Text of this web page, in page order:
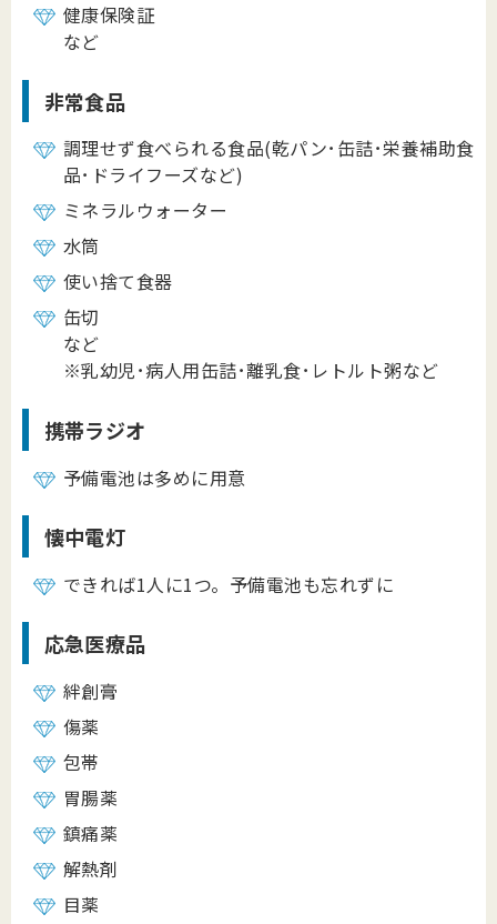
健康保険証
など
非常食品
調理せず食べられる食品(乾パン･缶詰･栄養補助食
品･ドライフーズなど)
ミネラルウォーター
水筒
使い捨て食器
缶切
など
※乳幼児･病人用缶詰･離乳食･レトルト粥など
携帯ラジオ
予備電池は多めに用意
懐中電灯
できれば1人に1つ。予備電池も忘れずに
応急医療品
絆創膏
傷薬
包帯
胃腸薬
鎮痛薬
解熱剤
目薬